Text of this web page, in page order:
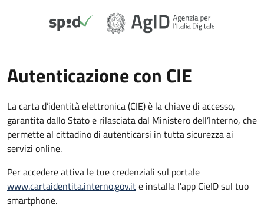
Autenticazione con CIE
La carta d’identità elettronica (CIE) è la chiave di accesso,
garantita dallo Stato e rilasciata dal Ministero dell’Interno, che
permette al cittadino di autenticarsi in tutta sicurezza ai
servizi online.
Per accedere attiva le tue credenziali sul portale
www.cartaidentita.interno.gov.ite installa l'app CieID sul tuo
smartphone.